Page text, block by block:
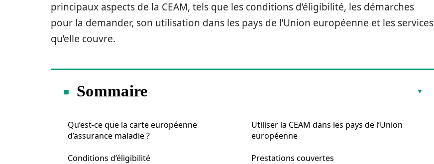
principaux aspects de la CEAM, tels que les conditions d’éligibilité, les démarches
pour la demander, son utilisation dans les pays de l’Union européenne et les services
qu’elle couvre.
Sommaire
Qu’est-ce que la carte européenne
d’assurance maladie ?
Conditions d’éligibilité
Utiliser la CEAM dans les pays de l’Union
européenne
Prestations couvertes